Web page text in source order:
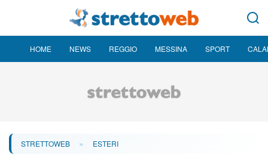
HOME NEWS REGGIO MESSINA SPORT
STRETTOWEB » ESTERI